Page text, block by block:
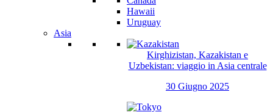
Hawaii
Uruguay
Asia
Kirghizistan, Kazakistan e
Uzbekistan: viaggio in Asia centrale
30 Giugno 2025